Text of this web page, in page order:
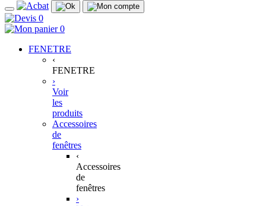
0
0
FENETRE
‹
FENETRE
›
Voir
les
produits
Accessoires
de
fenêtres
‹
Accessoires
de
fenêtres
›